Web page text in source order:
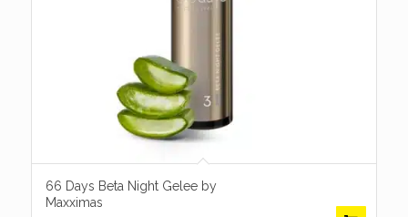
66 Days Beta Night Gelee by
Maxximas